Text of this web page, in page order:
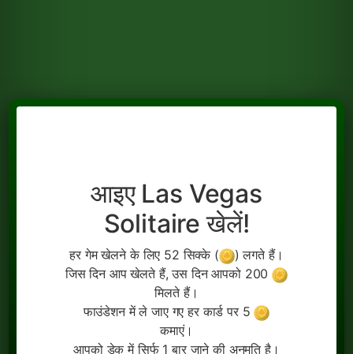
आइए Las Vegas
Solitaire खेलें!
हर गेम खेलने के लिए 52 सिक्के (
) लगते हैं।
जिस दिन आप खेलते हैं, उस दिन आपको 200
मिलते हैं।
फाउंडेशन में ले जाए गए हर कार्ड पर 5
कमाएं।
आपको डेक में सिर्फ 1 बार जाने की अनुमति है।